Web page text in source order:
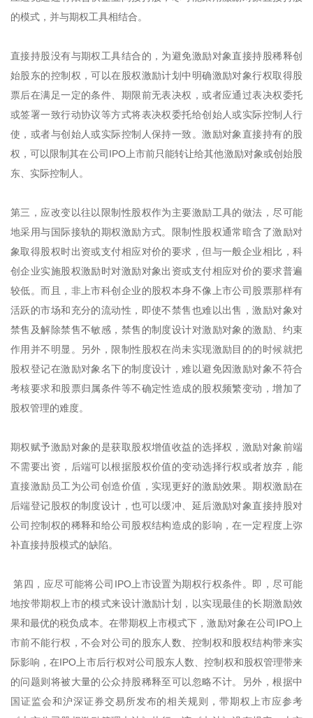
的模式，并与期权工具相结合。
直接持股没有与期权工具结合的，为避免激励对象直接持股稀释创
始股东的控制权，可以在股权激励计划中明确激励对象行权取得股
票后在满足一定的条件、期限前无表决权，或者应通过表决权委托
或签署一致行动协议等方式将表决权委托给创始人或实际控制人行
使，或者与创始人或实际控制人保持一致。激励对象直接持有的股
权，可以限制其在公司IPO上市前只能转让给其他激励对象或创始股
东、实际控制人。
第三，应改变以往以限制性股权作为主要激励工具的做法，尽可能
地采用与国际接轨的期权激励方式。限制性股权通常暗含了激励对
象取得股权时出资或支付相应对价的要求，但与一般企业相比，科
创企业实施股权激励时对激励对象出资或支付相应对价的要求普遍
较低。而且，非上市科创企业的股权本身不像上市公司股票那样有
活跃的市场和充分的流动性，即使不禁售也难以出售，激励对象对
禁售及解除禁售不敏感，禁售的制度设计对激励对象的激励、约束
作用并不明显。另外，限制性股权在尚未实现激励目的的时候就把
股权登记在激励对象名下的制度设计，难以避免因激励对象不符合
考核要求和股票归属条件等不确定性造成的股权频繁变动，增加了
股权管理的难度。
期权赋予激励对象的是获取股权增值收益的选择权，激励对象前端
不需要出资，后端可以根据股权价值的变动选择行权或者放弃，能
直接激励员工为公司创造价值，实现更好的激励效果。期权激励在
后端登记股权的制度设计，也可以缓冲、延后激励对象直接持股对
公司控制权的稀释和给公司股权结构造成的影响，在一定程度上弥
补直接持股模式的缺陷。
第四，应尽可能将公司IPO上市设置为期权行权条件。即，尽可能
地按带期权上市的模式来设计激励计划，以实现最佳的长期激励效
果和最优的税负成本。在带期权上市模式下，激励对象在公司IPO上
市前不能行权，不会对公司的股东人数、控制权和股权结构带来实
际影响，在IPO上市后行权对公司股东人数、控制权和股权管理带来
的问题则将被大量的公众持股稀释至可以忽略不计。另外，根据中
国证监会和沪深证券交易所发布的相关规则，带期权上市应参考